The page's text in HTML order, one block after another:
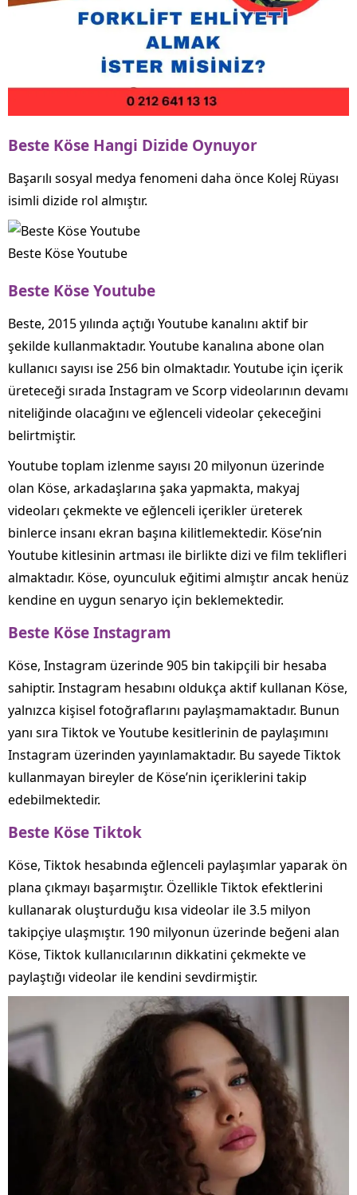
Beste Köse Hangi Dizide Oynuyor
Başarılı sosyal medya fenomeni daha önce Kolej Rüyası
isimli dizide rol almıştır.
Beste Köse Youtube
Beste Köse Youtube
Beste, 2015 yılında açtığı Youtube kanalını aktif bir
şekilde kullanmaktadır. Youtube kanalına abone olan
kullanıcı sayısı ise 256 bin olmaktadır. Youtube için içerik
üreteceği sırada Instagram ve Scorp videolarının devamı
niteliğinde olacağını ve eğlenceli videolar çekeceğini
belirtmiştir.
Youtube toplam izlenme sayısı 20 milyonun üzerinde
olan Köse, arkadaşlarına şaka yapmakta, makyaj
videoları çekmekte ve eğlenceli içerikler üreterek
binlerce insanı ekran başına kilitlemektedir. Köse’nin
Youtube kitlesinin artması ile birlikte dizi ve film teklifleri
almaktadır. Köse, oyunculuk eğitimi almıştır ancak henüz
kendine en uygun senaryo için beklemektedir.
Beste Köse Instagram
Köse, Instagram üzerinde 905 bin takipçili bir hesaba
sahiptir. Instagram hesabını oldukça aktif kullanan Köse,
yalnızca kişisel fotoğraflarını paylaşmamaktadır. Bunun
yanı sıra Tiktok ve Youtube kesitlerinin de paylaşımını
Instagram üzerinden yayınlamaktadır. Bu sayede Tiktok
kullanmayan bireyler de Köse’nin içeriklerini takip
edebilmektedir.
Beste Köse Tiktok
Köse, Tiktok hesabında eğlenceli paylaşımlar yaparak ön
plana çıkmayı başarmıştır. Özellikle Tiktok efektlerini
kullanarak oluşturduğu kısa videolar ile 3.5 milyon
takipçiye ulaşmıştır. 190 milyonun üzerinde beğeni alan
Köse, Tiktok kullanıcılarının dikkatini çekmekte ve
paylaştığı videolar ile kendini sevdirmiştir.